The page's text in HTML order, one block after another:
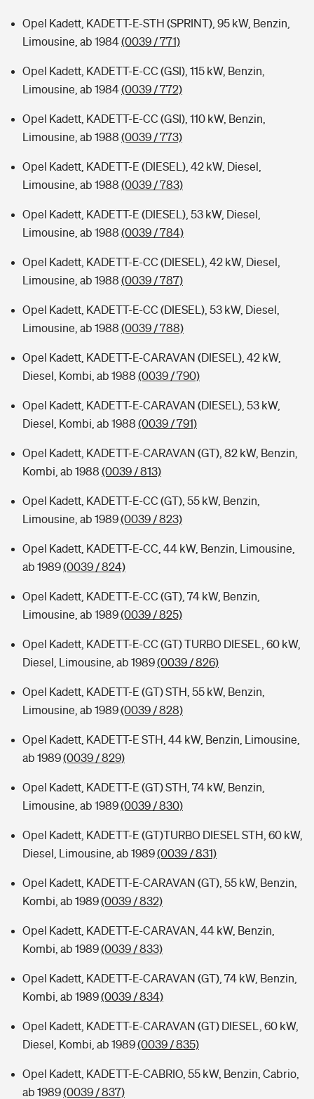
Opel Kadett, KADETT-E-STH (SPRINT), 95 kW, Benzin,
Limousine, ab 1984(0039 / 771)
Opel Kadett, KADETT-E-CC (GSI), 115 kW, Benzin,
Limousine, ab 1984(0039 / 772)
Opel Kadett, KADETT-E-CC (GSI), 110 kW, Benzin,
Limousine, ab 1988 (0039 / 773)
Opel Kadett, KADETT-E (DIESEL), 42 kW, Diesel,
Limousine, ab 1988 (0039 / 783)
Opel Kadett, KADETT-E (DIESEL), 53 kW, Diesel,
Limousine, ab 1988 (0039 / 784)
Opel Kadett, KADETT-E-CC (DIESEL), 42 kW, Diesel,
Limousine, ab 1988 (0039 / 787)
Opel Kadett, KADETT-E-CC (DIESEL), 53 kW, Diesel,
Limousine, ab 1988 (0039 / 788)
Opel Kadett, KADETT-E-CARAVAN (DIESEL), 42 kW,
Diesel, Kombi, ab 1988 (0039 / 790)
Opel Kadett, KADETT-E-CARAVAN (DIESEL), 53 kW,
Diesel, Kombi, ab 1988 (0039 / 791)
Opel Kadett, KADETT-E-CARAVAN (GT), 82 kW, Benzin,
Kombi, ab 1988 (0039 / 813)
Opel Kadett, KADETT-E-CC (GT), 55 kW, Benzin,
Limousine, ab 1989(0039 / 823)
Opel Kadett, KADETT-E-CC, 44 kW, Benzin, Limousine,
ab 1989(0039 / 824)
Opel Kadett, KADETT-E-CC (GT), 74 kW, Benzin,
Limousine, ab 1989(0039 / 825)
Opel Kadett, KADETT-E-CC (GT) TURBO DIESEL, 60 kW,
Diesel, Limousine, ab 1989(0039 / 826)
Opel Kadett, KADETT-E (GT) STH, 55 kW, Benzin,
Limousine, ab 1989(0039 / 828)
Opel Kadett, KADETT-E STH, 44 kW, Benzin, Limousine,
ab 1989(0039 / 829)
Opel Kadett, KADETT-E (GT) STH, 74 kW, Benzin,
Limousine, ab 1989(0039 / 830)
Opel Kadett, KADETT-E (GT)TURBO DIESEL STH, 60 kW,
Diesel, Limousine, ab 1989(0039 / 831)
Opel Kadett, KADETT-E-CARAVAN (GT), 55 kW, Benzin,
Kombi, ab 1989(0039 / 832)
Opel Kadett, KADETT-E-CARAVAN, 44 kW, Benzin,
Kombi, ab 1989(0039 / 833)
Opel Kadett, KADETT-E-CARAVAN (GT), 74 kW, Benzin,
Kombi, ab 1989(0039 / 834)
Opel Kadett, KADETT-E-CARAVAN (GT) DIESEL, 60 kW,
Diesel, Kombi, ab 1989(0039 / 835)
Opel Kadett, KADETT-E-CABRIO, 55 kW, Benzin, Cabrio,
ab 1989(0039 / 837)